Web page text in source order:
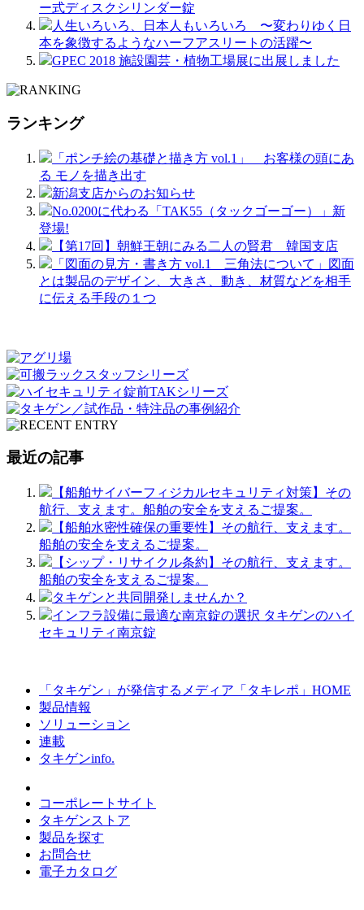
ー式ディスクシリンダー錠
人生いろいろ、日本人もいろいろ 〜変わりゆく日
本を象徴するようなハーフアスリートの活躍〜
GPEC 2018 施設園芸・植物工場展に出展しました
ランキング
「ポンチ絵の基礎と描き方 vol.1」 お客様の頭にあ
る モノを描き出す
新潟支店からのお知らせ
No.0200に代わる「TAK55（タックゴーゴー）」新
登場!
【第17回】朝鮮王朝にみる二人の賢君 韓国支店
「図面の見方・書き方 vol.1 三角法について」図面
とは製品のデザイン、大きさ、動き、材質などを相手
に伝える手段の１つ
最近の記事
【船舶サイバーフィジカルセキュリティ対策】その
航行、支えます。船舶の安全を支えるご提案。
【船舶水密性確保の重要性】その航行、支えます。
船舶の安全を支えるご提案。
【シップ・リサイクル条約】その航行、支えます。
船舶の安全を支えるご提案。
タキゲンと共同開発しませんか？
インフラ設備に最適な南京錠の選択 タキゲンのハイ
セキュリティ南京錠
「タキゲン」が発信するメディア「タキレポ」HOME
製品情報
ソリューション
連載
タキゲンinfo.
コーポレートサイト
タキゲンストア
製品を探す
お問合せ
電子カタログ